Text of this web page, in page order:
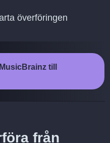
överföringen
till
från